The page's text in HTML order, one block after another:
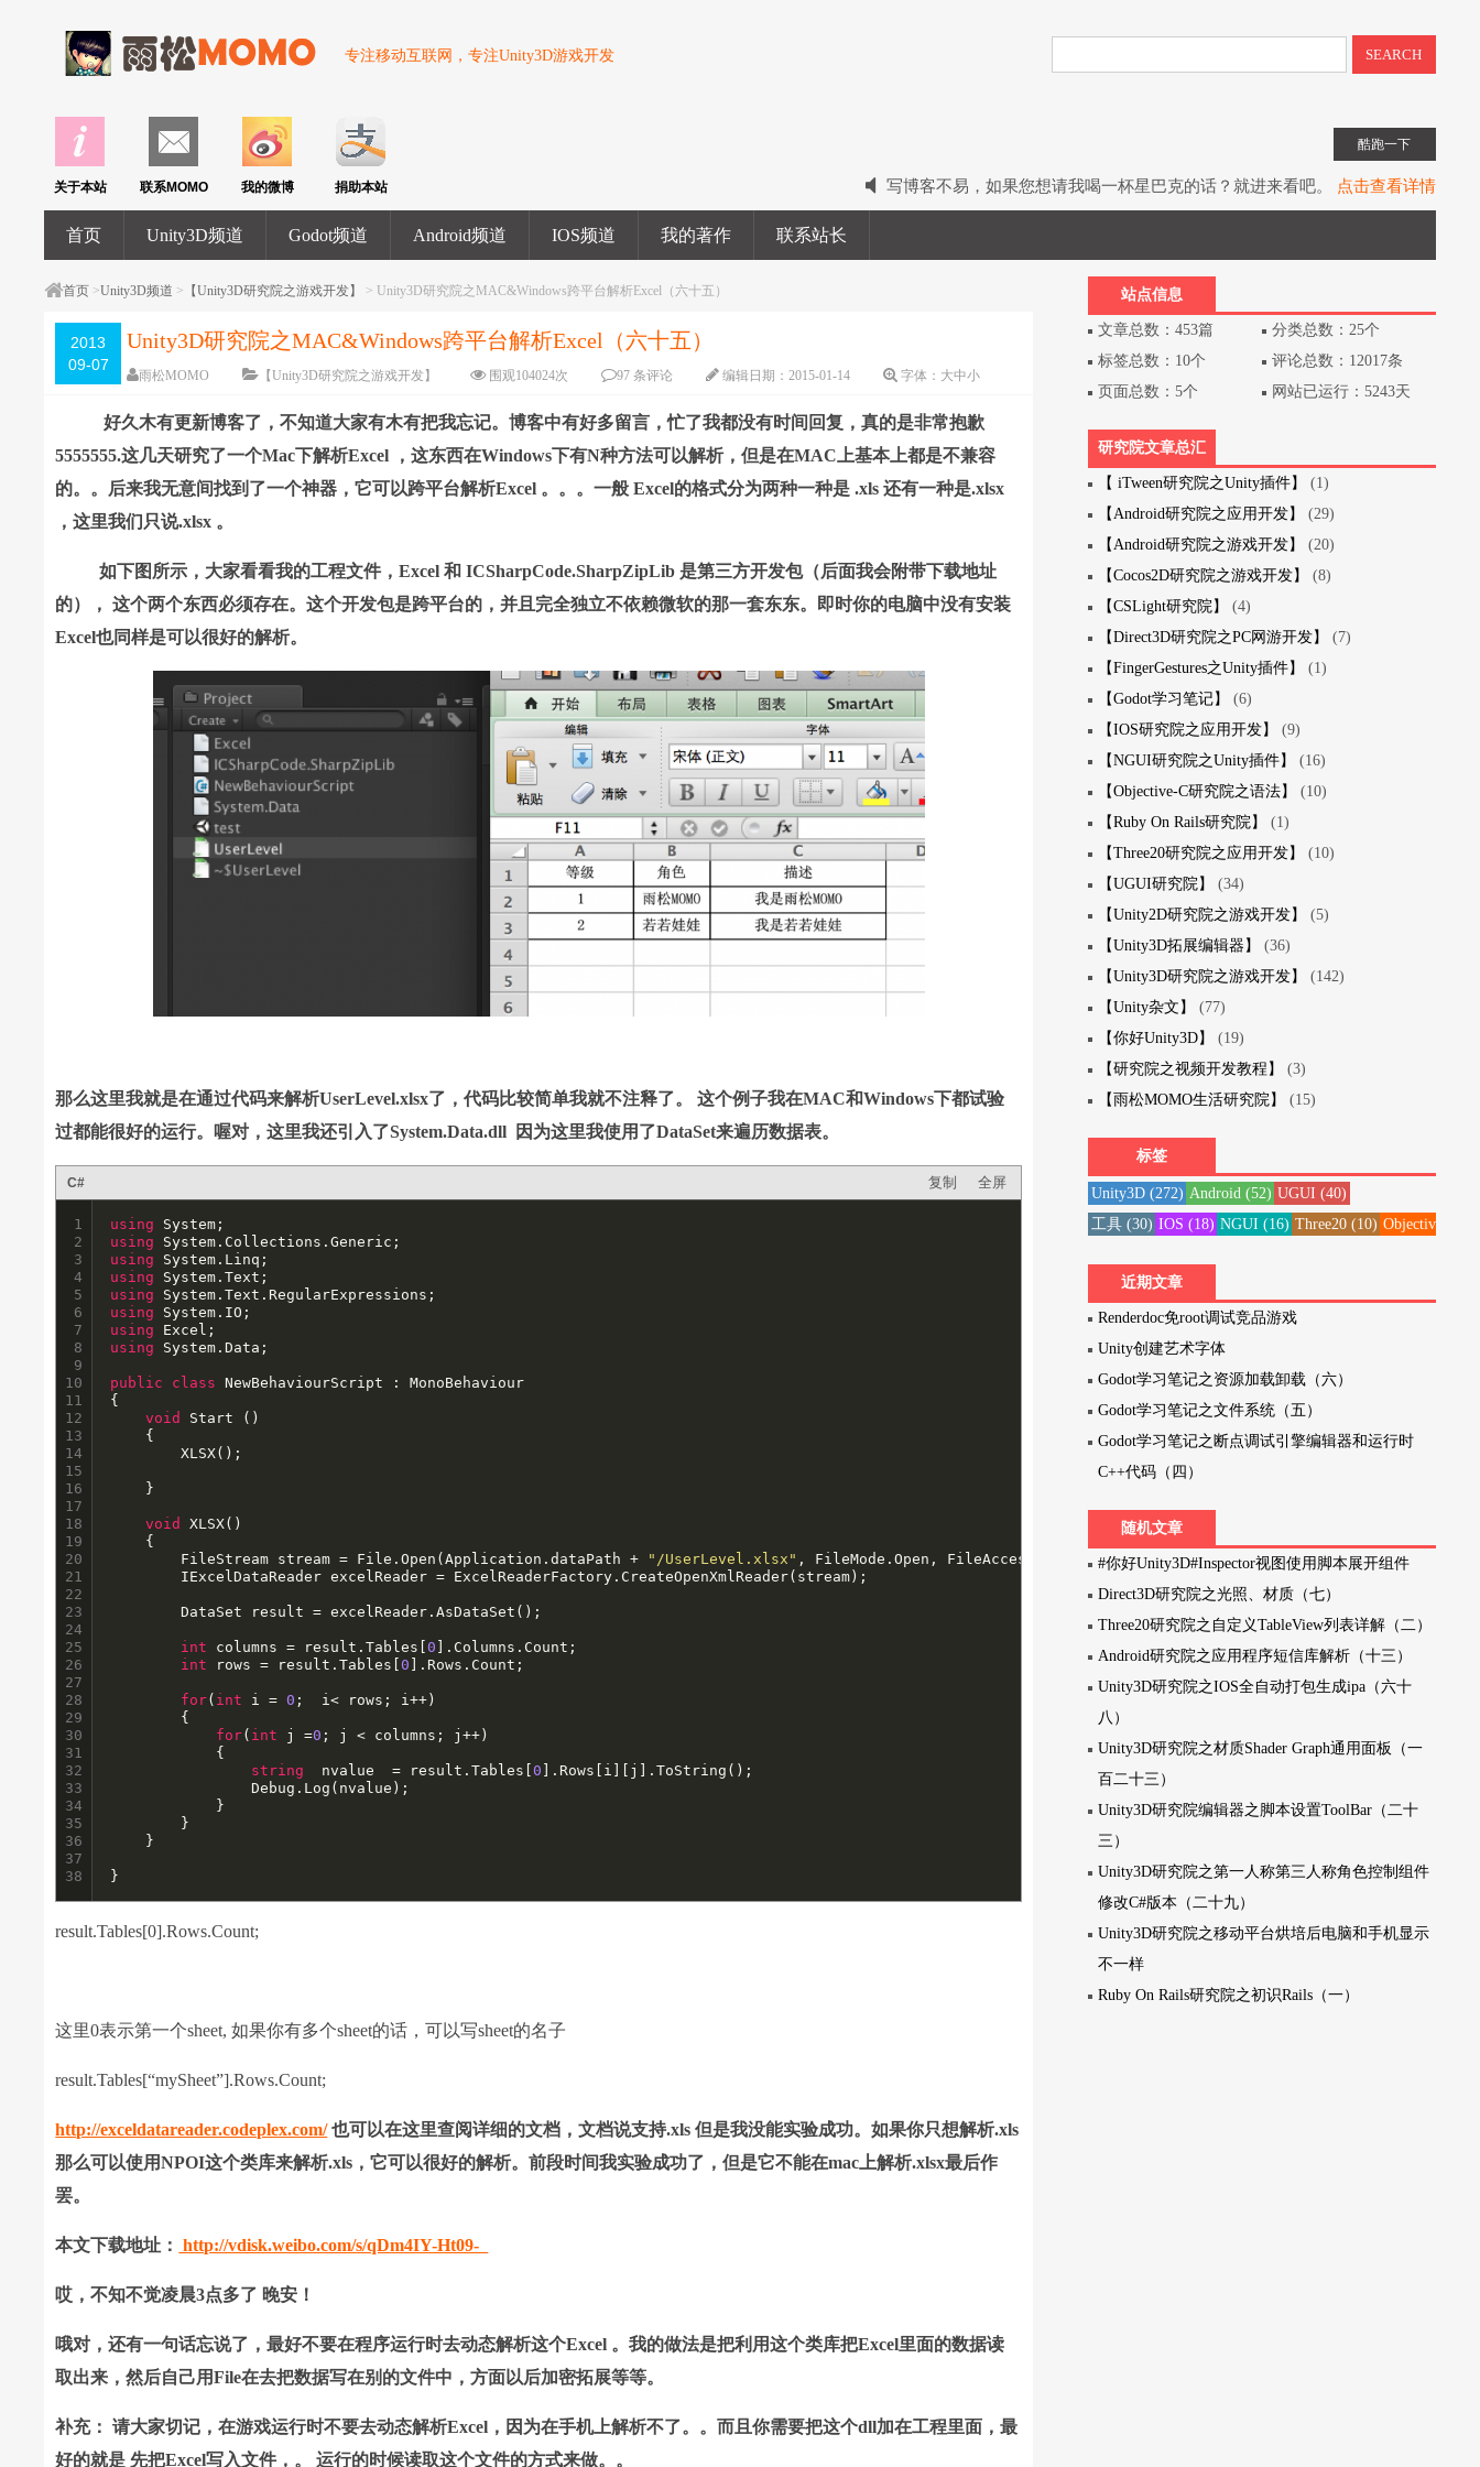
专注移动互联网，专注Unity3D游戏开发 SEARCH
酷跑一下
写博客不易，如果您想请我喝一杯星巴克的话？就进来看吧。
点击查看详情
2022我的电子书教程《UIToolkit下一代UI系统》全网上架。点击查看详情
关于本站 联系MOMO 我的微博 捐助本站
首页 Unity3D频道 Godot频道 Android频道 IOS频道 我的著作 联系站长
首页 >Unity3D频道 > 【Unity3D研究院之游戏开发】 > Unity3D研究院之MAC&Windows跨平台解析Excel（六十五）
2013
09-07
Unity3D研究院之MAC&Windows跨平台解析Excel（六十五）
雨松MOMO 【Unity3D研究院之游戏开发】 围观104024次 97 条评论 编辑日期：2015-01-14 字体： 大中小
好久木有更新博客了，不知道大家有木有把我忘记。博客中有好多留言，忙了我都没有时间回复，真的是非常抱歉
5555555.这几天研究了一个Mac下解析Excel ，这东西在Windows下有N种方法可以解析，但是在MAC上基本上都是不兼容
的。。后来我无意间找到了一个神器，它可以跨平台解析Excel 。。。一般 Excel的格式分为两种一种是 .xls 还有一种是.xlsx
，这里我们只说.xlsx 。
如下图所示，大家看看我的工程文件，Excel 和 ICSharpCode.SharpZipLib 是第三方开发包（后面我会附带下载地址
的）， 这个两个东西必须存在。这个开发包是跨平台的，并且完全独立不依赖微软的那一套东东。即时你的电脑中没有安装
Excel也同样是可以很好的解析。
那么这里我就是在通过代码来解析UserLevel.xlsx了，代码比较简单我就不注释了。 这个例子我在MAC和Windows下都试验
过都能很好的运行。喔对，这里我还引入了System.Data.dll 因为这里我使用了DataSet来遍历数据表。
C# 复制 全屏
1
2
3
4
5
6
7
8
9
10
11
12
13
14
15
16
17
18
19
20
21
22
23
24
25
26
27
28
29
30
31
32
33
34
35
36
37
38
using
using
using
using
using
using
using
using System.Data;
public class NewBehaviourScript : MonoBehaviour
{
void
Start ()
		XLSX();
void
XLSX()
		FileStream stream = File.Open(Application.dataPath +
"/UserLevel.xlsx" , FileMode.Open, FileAccess.Read);
		DataSet result = excelReader.AsDataSet();
int columns = result.Tables[0 ].Columns.Count;
int rows = result.Tables[0 ].Rows.Count;
for( int i = 0 ;  i< rows; i++)
for( int j =0 ; j < columns; j++)
string
  nvalue  = result.Tables[
0 ].Rows[i][j].ToString();
				Debug.Log(nvalue);
}
result.Tables[0].Rows.Count;
这里0表示第一个sheet, 如果你有多个sheet的话，可以写sheet的名子
result.Tables[“mySheet”].Rows.Count;
http://exceldatareader.codeplex.com/也可以在这里查阅详细的文档，文档说支持.xls 但是我没能实验成功。如果你只想解析.xls
那么可以使用NPOI这个类库来解析.xls，它可以很好的解析。前段时间我实验成功了，但是它不能在mac上解析.xlsx最后作
罢。
本文下载地址： http://vdisk.weibo.com/s/qDm4IY-Ht09-
哎，不知不觉凌晨3点多了 晚安！
哦对，还有一句话忘说了，最好不要在程序运行时去动态解析这个Excel 。我的做法是把利用这个类库把Excel里面的数据读
取出来，然后自己用File在去把数据写在别的文件中，方面以后加密拓展等等。
补充： 请大家切记，在游戏运行时不要去动态解析Excel，因为在手机上解析不了。。而且你需要把这个dll加在工程里面，最
好的就是 先把Excel写入文件，。 运行的时候读取这个文件的方式来做。。
站点信息
文章总数：453篇
分类总数：25个
标签总数：10个
评论总数：12017条
页面总数：5个
网站已运行：5243天
研究院文章总汇
【 iTween研究院之Unity插件】
(1)
【Android研究院之应用开发】
(29)
【Android研究院之游戏开发】
(20)
【Cocos2D研究院之游戏开发】
(8)
【CSLight研究院】
(4)
【Direct3D研究院之PC网游开发】
(7)
【FingerGestures之Unity插件】
(1)
【Godot学习笔记】
(6)
【IOS研究院之应用开发】
(9)
【NGUI研究院之Unity插件】
(16)
【Objective-C研究院之语法】
(10)
【Ruby On Rails研究院】
(1)
【Three20研究院之应用开发】
(10)
【UGUI研究院】
(34)
【Unity2D研究院之游戏开发】
(5)
【Unity3D拓展编辑器】
(36)
【Unity3D研究院之游戏开发】
(142)
【Unity杂文】
(77)
【你好Unity3D】
(19)
【研究院之视频开发教程】
(3)
【雨松MOMO生活研究院】
(15)
标签
Unity3D(272) Android(52) UGUI (40)
工具(30) IOS (18) NGUI (16) Three20(10) Objective-C
近期文章
Renderdoc免root调试竞品游戏
Unity创建艺术字体
Godot学习笔记之资源加载卸载（六）
Godot学习笔记之文件系统（五）
Godot学习笔记之断点调试引擎编辑器和运行时
C++代码（四）
随机文章
#你好Unity3D#Inspector视图使用脚本展开组件
Direct3D研究院之光照、材质（七）
Three20研究院之自定义TableView列表详解（二）
Android研究院之应用程序短信库解析（十三）
Unity3D研究院之IOS全自动打包生成ipa（六十
八）
Unity3D研究院之材质Shader Graph通用面板（一
百二十三）
Unity3D研究院编辑器之脚本设置ToolBar（二十
三）
Unity3D研究院之第一人称第三人称角色控制组件
修改C#版本（二十九）
Unity3D研究院之移动平台烘培后电脑和手机显示
不一样
Ruby On Rails研究院之初识Rails（一）